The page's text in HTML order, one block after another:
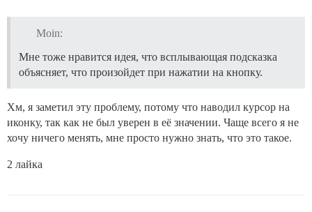
Moin:
Мне тоже нравится идея, что всплывающая подсказка
объясняет, что произойдет при нажатии на кнопку.
Хм, я заметил эту проблему, потому что наводил курсор на
иконку, так как не был уверен в её значении. Чаще всего я не
хочу ничего менять, мне просто нужно знать, что это такое.
2 лайка